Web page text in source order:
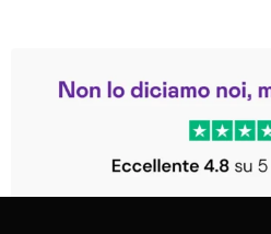
Trustpilot